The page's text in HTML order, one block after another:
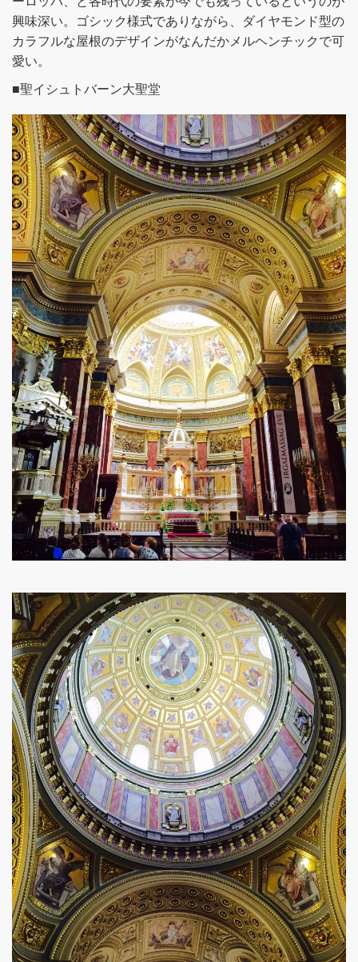
興味深い。ゴシック様式でありながら、ダイヤモンド型の
カラフルな屋根のデザインがなんだかメルヘンチックで可
愛い。
■聖イシュトバーン大聖堂